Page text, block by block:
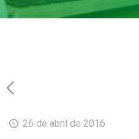
26 de abril de 2016